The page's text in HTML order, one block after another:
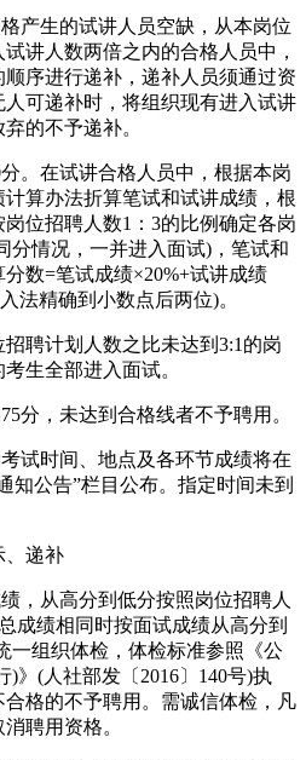
生的试讲人员空缺，从本岗位
讲人数两倍之内的合格人员中，
序进行递补，递补人员须通过资
可递补时，将组织现有进入试讲
的不予递补。
在试讲合格人员中，根据本岗
算办法折算笔试和试讲成绩，根
位招聘人数1：3的比例确定各岗
分情况，一并进入面试)，笔试和
数=笔试成绩×20%+试讲成绩
法精确到小数点后两位)。
计划人数之比未达到3:1的岗
生全部进入面试。
，未达到合格线者不予聘用。
时间、地点及各环节成绩将在
知公告”栏目公布。指定时间未到
递补
从高分到低分按照岗位招聘人
成绩相同时按面试成绩从高分到
一组织体检，体检标准参照《公
》(人社部发〔2016〕140号)执
格的不予聘用。需诚信体检，凡
聘用资格。